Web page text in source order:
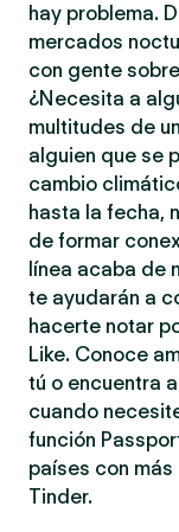
hay problema.
mercados
con gente
¿Necesita a
multitudes de
alguien que se
cambio
hasta la fecha,
de formar
línea acaba de
te ayudarán a
hacerte notar
Like. Conoce
tú o encuentra
cuando
función
países con
Tinder.